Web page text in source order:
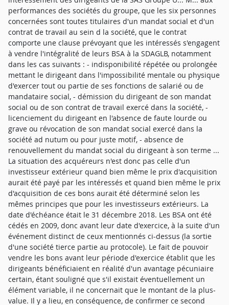
performances des sociétés du groupe, que les six personnes
concernées sont toutes titulaires d'un mandat social et d'un
contrat de travail au sein d la société, que le contrat
comporte une clause prévoyant que les intéressés s'engagent
à vendre l'intégralité de leurs BSA à la SDAGLB, notamment
dans les cas suivants : - indisponibilité répétée ou prolongée
mettant le dirigeant dans l'impossibilité mentale ou physique
d'exercer tout ou partie de ses fonctions de salarié ou de
mandataire social, - démission du dirigeant de son mandat
social ou de son contrat de travail exercé dans la société, -
licenciement du dirigeant en l'absence de faute lourde ou
grave ou révocation de son mandat social exercé dans la
société ad nutum ou pour juste motif, - absence de
renouvellement du mandat social du dirigeant à son terme ...
La situation des acquéreurs n'est donc pas celle d'un
investisseur extérieur quand bien même le prix d'acquisition
aurait été payé par les intéressés et quand bien même le prix
d'acquisition de ces bons aurait été déterminé selon les
mêmes principes que pour les investisseurs extérieurs. La
date d'échéance était le 31 décembre 2018. Les BSA ont été
cédés en 2009, donc avant leur date d'exercice, à la suite d'un
événement distinct de ceux mentionnés ci-dessus (la sortie
d'une société tierce partie au protocole). Le fait de pouvoir
vendre les bons avant leur période d'exercice établit que les
dirigeants bénéficiaient en réalité d'un avantage pécuniaire
certain, étant souligné que s'il existait éventuellement un
élément variable, il ne concernait que le montant de la plus-
value. Il y a lieu, en conséquence, de confirmer ce second